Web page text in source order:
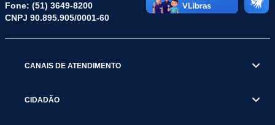
Fone: (51) 3649-8200
CNPJ 90.895.905/0001-60
CANAIS DE ATENDIMENTO
CIDADÃO